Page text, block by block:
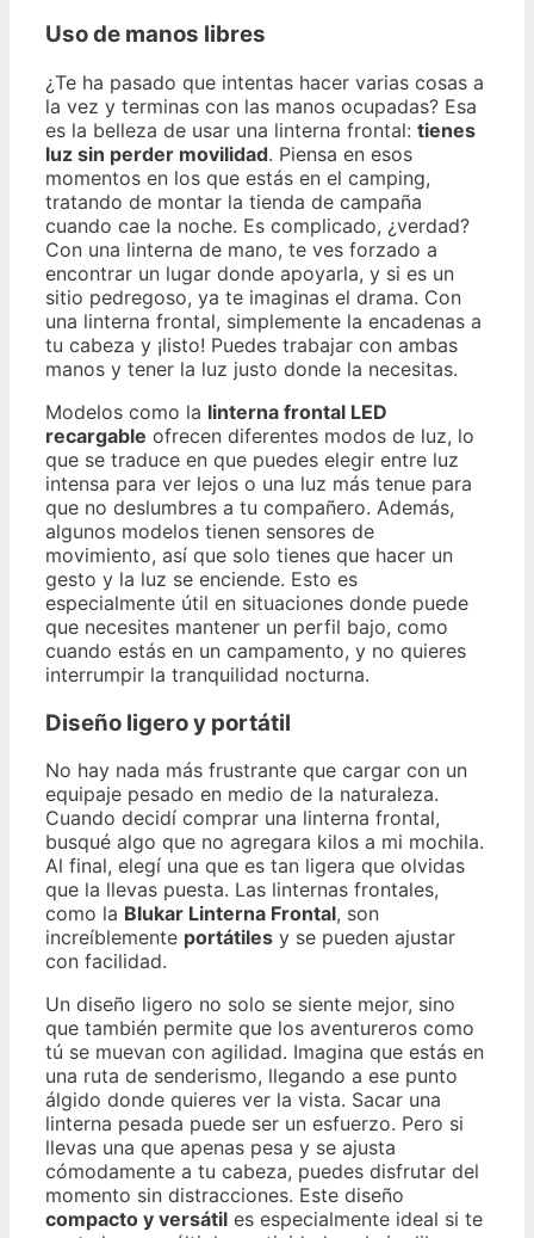
Uso de manos libres
¿Te ha pasado que intentas hacer varias cosas a
la vez y terminas con las manos ocupadas? Esa
es la belleza de usar una linterna frontal: tienes
luz sin perder movilidad. Piensa en esos
momentos en los que estás en el camping,
tratando de montar la tienda de campaña
cuando cae la noche. Es complicado, ¿verdad?
Con una linterna de mano, te ves forzado a
encontrar un lugar donde apoyarla, y si es un
sitio pedregoso, ya te imaginas el drama. Con
una linterna frontal, simplemente la encadenas a
tu cabeza y ¡listo! Puedes trabajar con ambas
manos y tener la luz justo donde la necesitas.
Modelos como la linterna frontal LED
recargable ofrecen diferentes modos de luz, lo
que se traduce en que puedes elegir entre luz
intensa para ver lejos o una luz más tenue para
que no deslumbres a tu compañero. Además,
algunos modelos tienen sensores de
movimiento, así que solo tienes que hacer un
gesto y la luz se enciende. Esto es
especialmente útil en situaciones donde puede
que necesites mantener un perfil bajo, como
cuando estás en un campamento, y no quieres
interrumpir la tranquilidad nocturna.
Diseño ligero y portátil
No hay nada más frustrante que cargar con un
equipaje pesado en medio de la naturaleza.
Cuando decidí comprar una linterna frontal,
busqué algo que no agregara kilos a mi mochila.
Al final, elegí una que es tan ligera que olvidas
que la llevas puesta. Las linternas frontales,
como la Blukar Linterna Frontal, son
increíblemente portátiles y se pueden ajustar
con facilidad.
Un diseño ligero no solo se siente mejor, sino
que también permite que los aventureros como
tú se muevan con agilidad. Imagina que estás en
una ruta de senderismo, llegando a ese punto
álgido donde quieres ver la vista. Sacar una
linterna pesada puede ser un esfuerzo. Pero si
llevas una que apenas pesa y se ajusta
cómodamente a tu cabeza, puedes disfrutar del
momento sin distracciones. Este diseño
compacto y versátil es especialmente ideal si te